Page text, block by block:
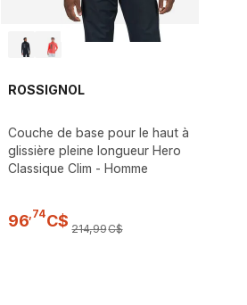
ROSSIGNOL
Couche de base pour le haut à
glissière pleine longueur Hero
Classique Clim - Homme
96 74C$ 214,99C$